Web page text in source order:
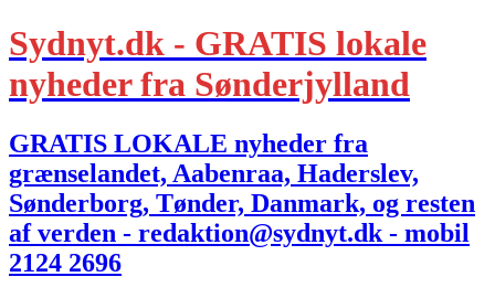
Sydnyt.dk - GRATIS lokale
nyheder fra Sønderjylland
GRATIS LOKALE nyheder fra
grænselandet, Aabenraa, Haderslev,
Sønderborg, Tønder, Danmark, og resten
af verden - redaktion@sydnyt.dk - mobil
2124 2696